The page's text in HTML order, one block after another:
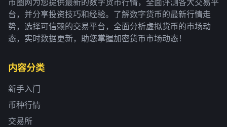
台，并分享投资技巧和经验。了解数字货币的最新行情走
势，选择可信赖的交易平台，全面分析虚拟货币的市场动
态，实时数据更新，助您掌握加密货币市场动态！
内容分类
新手入门
币种行情
交易所